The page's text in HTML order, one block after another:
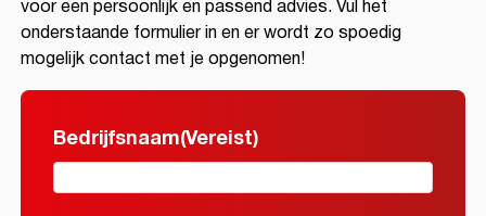
voor een persoonlijk en passend advies. Vul het
onderstaande formulier in en er wordt zo spoedig
mogelijk contact met je opgenomen!
Bedrijfsnaam(Vereist)